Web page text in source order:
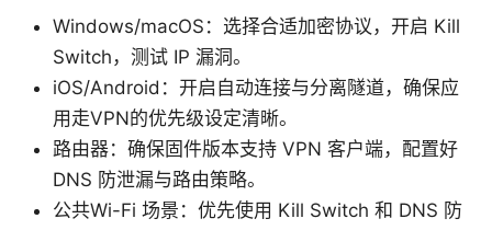
Windows/macOS：选择合适加密协议，开启 Kill
Switch，测试 IP 漏洞。
iOS/Android：开启自动连接与分离隧道，确保应
用走VPN的优先级设定清晰。
路由器：确保固件版本支持 VPN 客户端，配置好
DNS 防泄漏与路由策略。
公共Wi-Fi 场景：优先使用 Kill Switch 和 DNS 防